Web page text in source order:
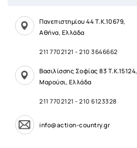
Πανεπιστημίου 44 Τ.Κ.10679,
Αθήνα, Ελλάδα
211 7702121 -210 3646662
Βασιλίσσης Σοφίας 83 Τ.Κ.15124,
Μαρούσι, Ελλάδα
211 7702121 -210 6123328
info@action-country.gr